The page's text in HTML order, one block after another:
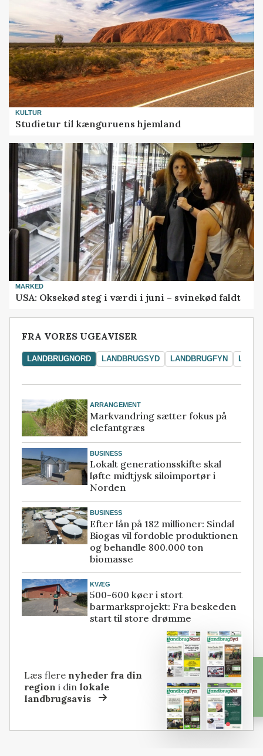
KULTUR
Studietur til kænguruens hjemland
MARKED
USA: Oksekød steg i værdi i juni – svinekød faldt
FRA VORES UGEAVISER
LANDBRUGNORD LANDBRUGSYD LANDBRUGFYN
ARRANGEMENT
Markvandring sætter fokus på
elefantgræs
BUSINESS
Lokalt generationsskifte skal
løfte midtjysk siloimportør i
Norden
BUSINESS
Efter lån på 182 millioner: Sindal
Biogas vil fordoble produktionen
og behandle 800.000 ton
biomasse
KVÆG
500-600 køer i stort
barmarksprojekt: Fra beskeden
start til store drømme
Læs flere nyheder fra din
region i dinlokale
landbrugsavis